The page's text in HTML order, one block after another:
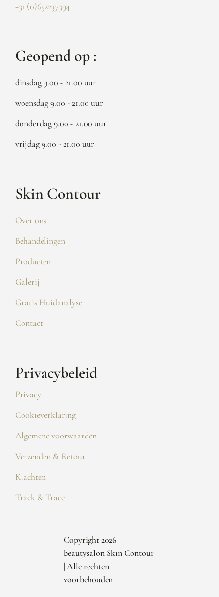
+31 (0)652237394
Geopend op :
dinsdag 9.00 - 21.00 uur
woensdag 9.00 - 21.00 uur
donderdag 9.00 - 21.00 uur
vrijdag 9.00 - 21.00 uur
Skin Contour
Over ons
Behandelingen
Producten
Galerij
Gratis Huidanalyse
Contact
Privacybeleid
Privacy
Cookieverklaring
Algemene voorwaarden
Verzenden & Retour
Klachten
Track & Trace
Copyright 2026
beautysalon Skin Contour
| Alle rechten
voorbehouden